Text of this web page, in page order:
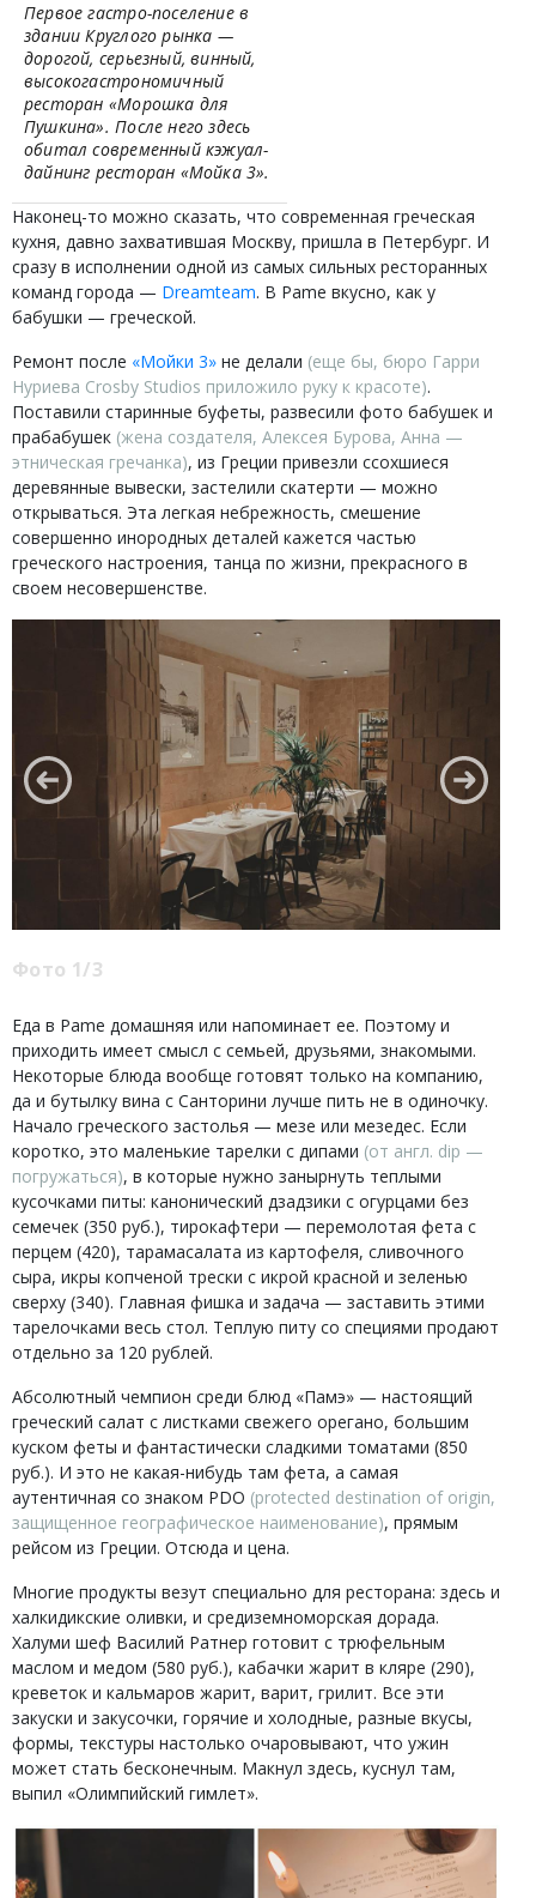
Первое гастро-поселение в
здании Круглого рынка —
дорогой, серьезный, винный,
высокогастрономичный
ресторан «Морошка для
Пушкина». После него здесь
обитал современный кэжуал-
дайнинг ресторан «Мойка 3».
Наконец-то можно сказать, что современная греческая
кухня, давно захватившая Москву, пришла в Петербург. И
сразу в исполнении одной из самых сильных ресторанных
команд города — Dreamteam. В Pame вкусно, как у
бабушки — греческой.
Ремонт после «Мойки 3» не делали (еще бы, бюро Гарри
Нуриева Crosby Studios приложило руку к красоте).
Поставили старинные буфеты, развесили фото бабушек и
прабабушек (жена создателя, Алексея Бурова, Анна —
этническая гречанка), из Греции привезли ссохшиеся
деревянные вывески, застелили скатерти — можно
открываться. Эта легкая небрежность, смешение
совершенно инородных деталей кажется частью
греческого настроения, танца по жизни, прекрасного в
своем несовершенстве.
Фото 1/3
Еда в Pame домашняя или напоминает ее. Поэтому и
приходить имеет смысл с семьей, друзьями, знакомыми.
Некоторые блюда вообще готовят только на компанию,
да и бутылку вина с Санторини лучше пить не в одиночку.
Начало греческого застолья — мезе или мезедес. Если
коротко, это маленькие тарелки с дипами (от англ. dip —
погружаться), в которые нужно занырнуть теплыми
кусочками питы: канонический дзадзики с огурцами без
семечек (350 руб.), тирокафтери — перемолотая фета с
перцем (420), тарамасалата из картофеля, сливочного
сыра, икры копченой трески с икрой красной и зеленью
сверху (340). Главная фишка и задача — заставить этими
тарелочками весь стол. Теплую питу со специями продают
отдельно за 120 рублей.
Абсолютный чемпион среди блюд «Памэ» — настоящий
греческий салат с листками свежего орегано, большим
куском феты и фантастически сладкими томатами (850
руб.). И это не какая-нибудь там фета, а самая
аутентичная со знаком PDO (protected destination of origin,
защищенное географическое наименование), прямым
рейсом из Греции. Отсюда и цена.
Многие продукты везут специально для ресторана: здесь и
халкидикские оливки, и средиземноморская дорада.
Халуми шеф Василий Ратнер готовит с трюфельным
маслом и медом (580 руб.), кабачки жарит в кляре (290),
креветок и кальмаров жарит, варит, грилит. Все эти
закуски и закусочки, горячие и холодные, разные вкусы,
формы, текстуры настолько очаровывают, что ужин
может стать бесконечным. Макнул здесь, куснул там,
выпил «Олимпийский гимлет».